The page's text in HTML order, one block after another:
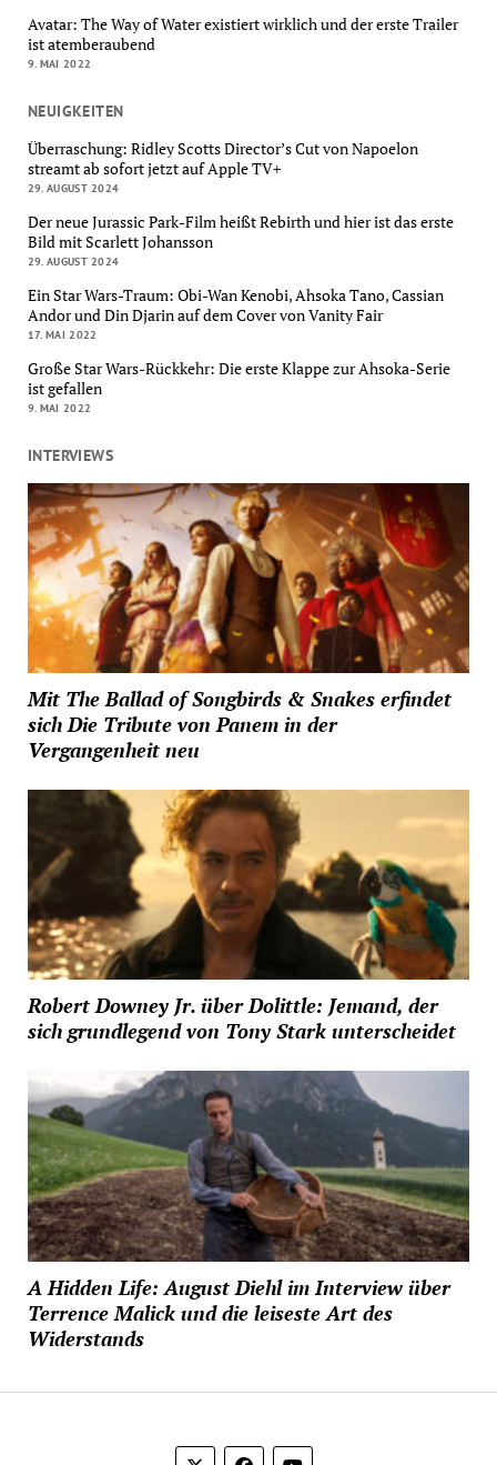
Avatar: The Way of Water existiert wirklich und der erste Trailer
ist atemberaubend
9. MAI 2022
NEUIGKEITEN
Überraschung: Ridley Scotts Director’s Cut von Napoelon
streamt ab sofort jetzt auf Apple TV+
29. AUGUST 2024
Der neue Jurassic Park-Film heißt Rebirth und hier ist das erste
Bild mit Scarlett Johansson
29. AUGUST 2024
Ein Star Wars-Traum: Obi-Wan Kenobi, Ahsoka Tano, Cassian
Andor und Din Djarin auf dem Cover von Vanity Fair
17. MAI 2022
Große Star Wars-Rückkehr: Die erste Klappe zur Ahsoka-Serie
ist gefallen
9. MAI 2022
INTERVIEWS
Mit The Ballad of Songbirds & Snakes erfindet
sich Die Tribute von Panem in der
Vergangenheit neu
Robert Downey Jr. über Dolittle: Jemand, der
sich grundlegend von Tony Stark unterscheidet
A Hidden Life: August Diehl im Interview über
Terrence Malick und die leiseste Art des
Widerstands